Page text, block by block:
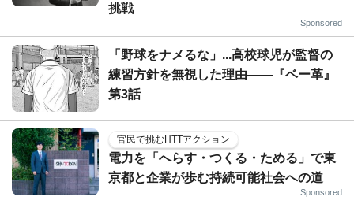
挑戦
Sponsored
「野球をナメるな」...高校球児が監督の
練習方針を無視した理由――『ベー革』
第3話
官民で挑むHTTアクション
電力を「へらす・つくる・ためる」で東
京都と企業が歩む持続可能社会への道
Sponsored